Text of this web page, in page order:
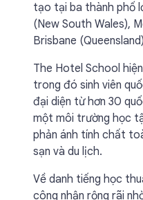
tạo tại ba thành phố
(New South Wales),
Brisbane
The Hotel School
trong đó sinh viên
đại diện từ hơn 30
một môi trường học
phản ánh tính chất
sạn và du lịch.
Về danh tiếng học
công nhận rộng rãi